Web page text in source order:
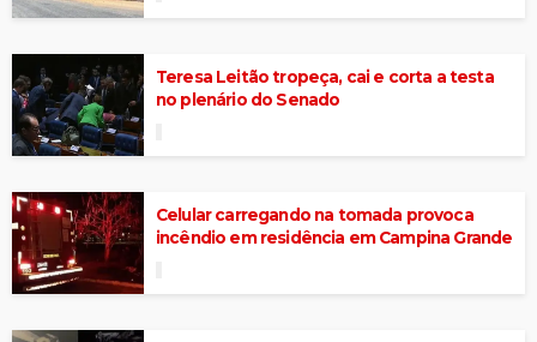
Teresa Leitão tropeça, cai e corta a testa
no plenário do Senado
Celular carregando na tomada provoca
incêndio em residência em Campina Grande